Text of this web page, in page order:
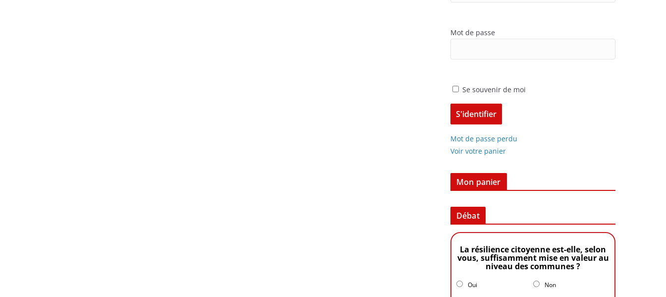
Mot de passe
Se souvenir de moi
Mot de passe perdu
Voir votre panier
Mon panier
Débat
La résilience citoyenne est-elle, selon
vous, suffisamment mise en valeur au
niveau des communes ?
Oui Non